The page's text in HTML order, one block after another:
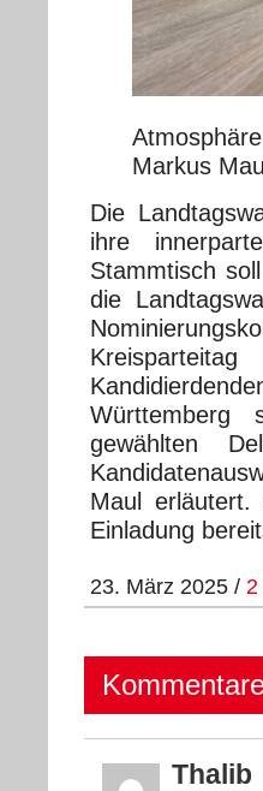
Markus
Die
ihre
Stammtisch
die
Württemberg
gewählten
Maul erläutert.
Einladung
23. März 2025 /
Thalib